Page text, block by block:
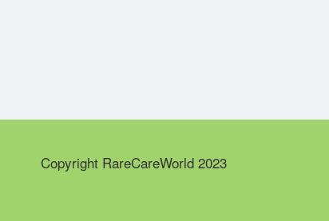
Copyright RareCareWorld 2023